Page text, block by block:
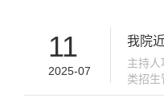
11
2025-07
我院
主持
类招
据监控